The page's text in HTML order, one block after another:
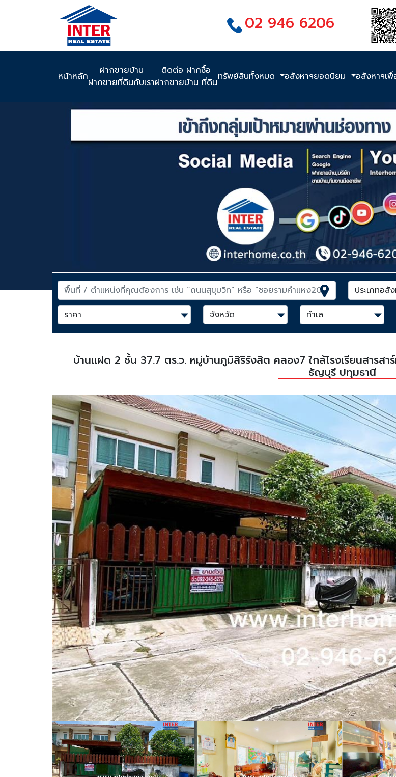
02 946 6206
หน้าหลัก
ฝากขายบ้าน
ฝากขายที่ดินกับเรา
ติดต่อ ฝากซื้อ
ฝากขายบ้าน ที่ดินทรัพย์สินทั้งหมด อสังหาฯยอดนิยม อสังหาฯเ
บ้านเเฝด 2 ชั้น 37.7 ตร.ว. หมู่บ้านภูมิสิริรังสิต คลอง7 ใกล้โรงเรียนสาร
ธัญบุรี ปทุมธานี